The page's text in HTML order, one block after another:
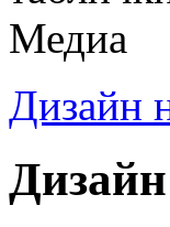
Дизайн